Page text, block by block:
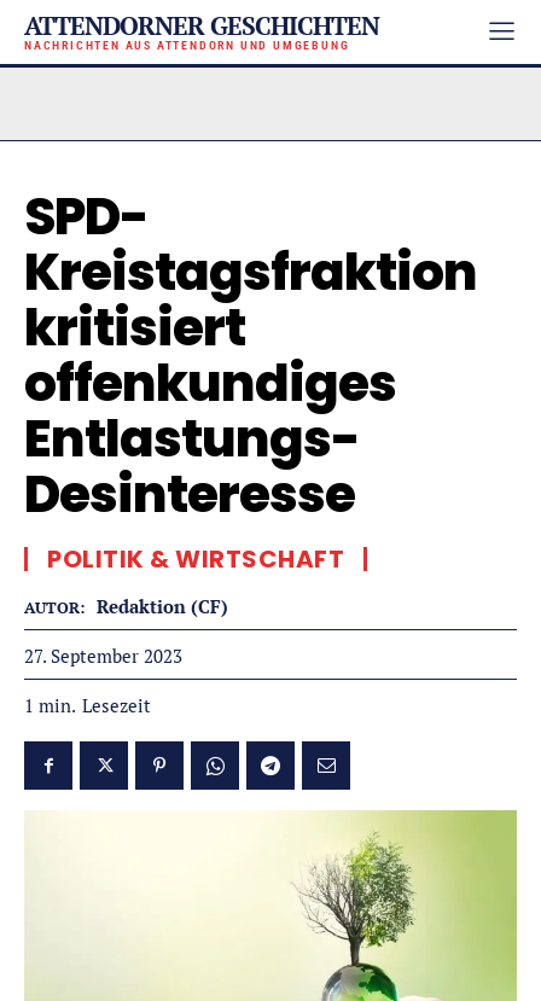
ATTENDORNER GESCHICHTEN
NACHRICHTEN AUS ATTENDORN UND UMGEBUNG
SPD-
Kreistagsfraktion
kritisiert
offenkundiges
Entlastungs-
Desinteresse
POLITIK & WIRTSCHAFT
AUTOR: Redaktion (CF)
27. September 2023
1 min. Lesezeit